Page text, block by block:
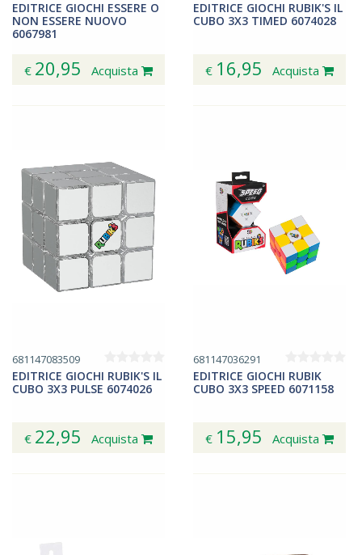
EDITRICE GIOCHI ESSERE O
NON ESSERE NUOVO
6067981
€ 20,95 Acquista
EDITRICE GIOCHI RUBIK'S IL
CUBO 3X3 TIMED 6074028
€ 16,95 Acquista
681147083509
EDITRICE GIOCHI RUBIK'S IL
CUBO 3X3 PULSE 6074026
€ 22,95 Acquista
681147036291
EDITRICE GIOCHI RUBIK
CUBO 3X3 SPEED 6071158
€ 15,95 Acquista